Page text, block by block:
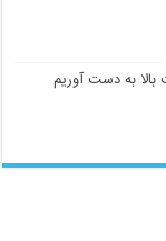
به دست آوریم